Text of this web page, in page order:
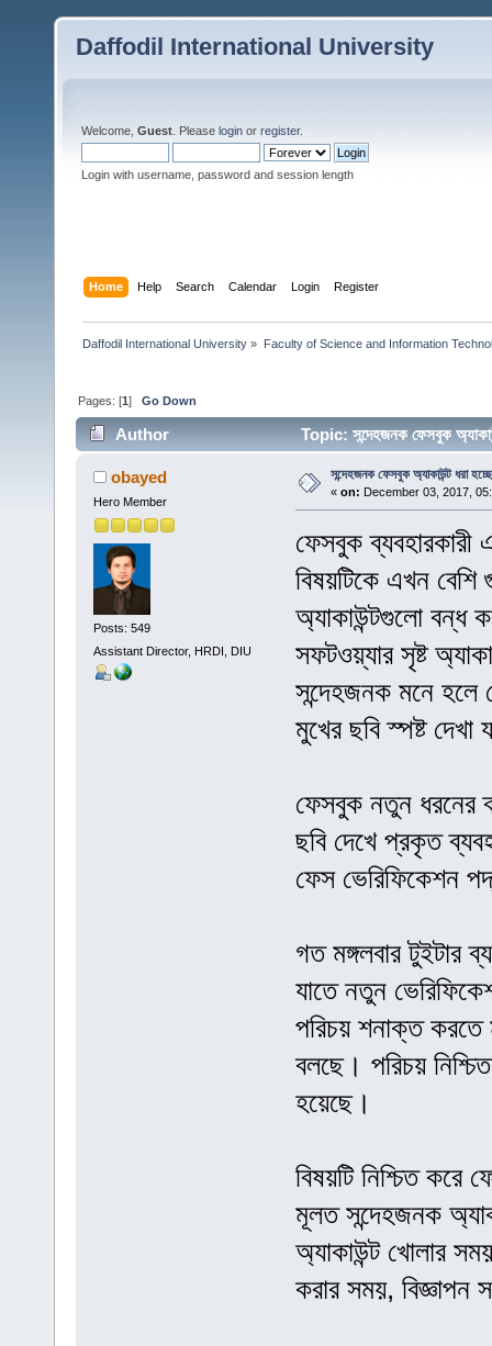
Daffodil International University
Welcome, Guest . Please login or register.
Login with username, password and session length
Home Help Search Calendar Login Register
Daffodil International University » Faculty of Science and Information
Pages: [1]Go Down
Author Topic: সন্দেহজনক ফেসবুক
obayed
Hero Member
Posts: 549
Assistant Director, HRDI, DIU
সন্দেহজনক ফেসবুক অ্যাকাউন্ট ধরা হচ্ছে
« on: December 03, 2017,
ফেসবুক ব্যবহারকারী
বিষয়টিকে এখন
অ্যাকাউন্টগুলো বন্ধ
সফটওয়্যার সৃষ্ট
সন্দেহজনক মনে হলে
মুখের ছবি স্পষ্ট
ফেসবুক নতুন ধরনের
ছবি দেখে প্রকৃত
ফেস ভেরিফিকেশন
গত মঙ্গলবার টুইটার
যাতে নতুন
পরিচয় শনাক্ত করতে
বলছে। পরিচয়
হয়েছে।
বিষয়টি নিশ্চিত করে
মূলত সন্দেহজনক
অ্যাকাউন্ট খোলার
করার সময়, বিজ্ঞাপন